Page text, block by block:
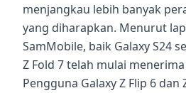
menjangkau lebih banyak
yang diharapkan. Menurut
SamMobile, baik Galaxy S24
Z Fold 7 telah mulai
Pengguna Galaxy Z Flip 6 dan